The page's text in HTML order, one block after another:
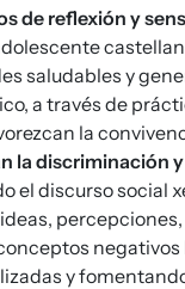
de reflexión y
saludables y
a través de
la
la discriminación
el discurso social
negativos
y